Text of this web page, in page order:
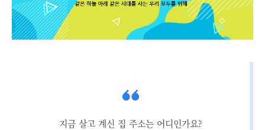
지금 살고 계신 집 주소는 어디인가요?